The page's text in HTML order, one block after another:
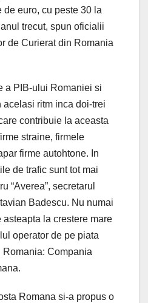
euro, cu peste 30 la
trecut, spun oficialii
de Curierat din Romania
a PIB-ului Romaniei si
acelasi ritm inca doi-trei
contribuie la aceasta
straine, firmele
firme autohtone. In
de trafic sunt tot mai
“Averea”, secretarul
Badescu. Nu numai
la crestere mare
operator de pe piata
Compania
Romana si-a propus o